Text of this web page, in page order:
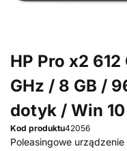
HP Pro x2
GHz / 8 GB /
dotyk / Win
Kod produktu42056
Poleasingowe